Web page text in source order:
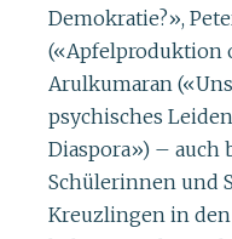
Demokratie?»,
(«Apfelproduktion
Arulkumaran
psychisches
Diaspora») – auch
Schülerinnen und
Kreuzlingen in